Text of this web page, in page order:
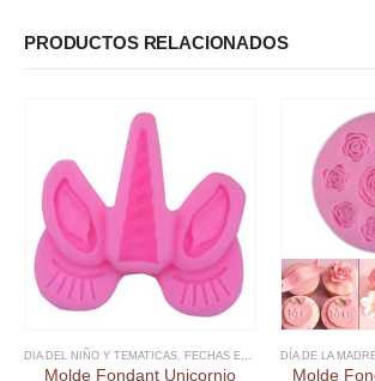
PRODUCTOS RELACIONADOS
DIA DEL NIÑO Y TEMATICAS, FECHAS ESPECIALES , FONDANT ,
Molde Fondant Unicornio
DÍA DE LA
Molde